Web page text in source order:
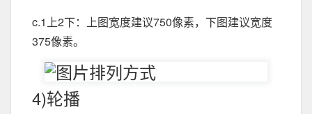
c.1上2下：上图宽度建议750像素，下图建议宽度
375像素。
4)轮播